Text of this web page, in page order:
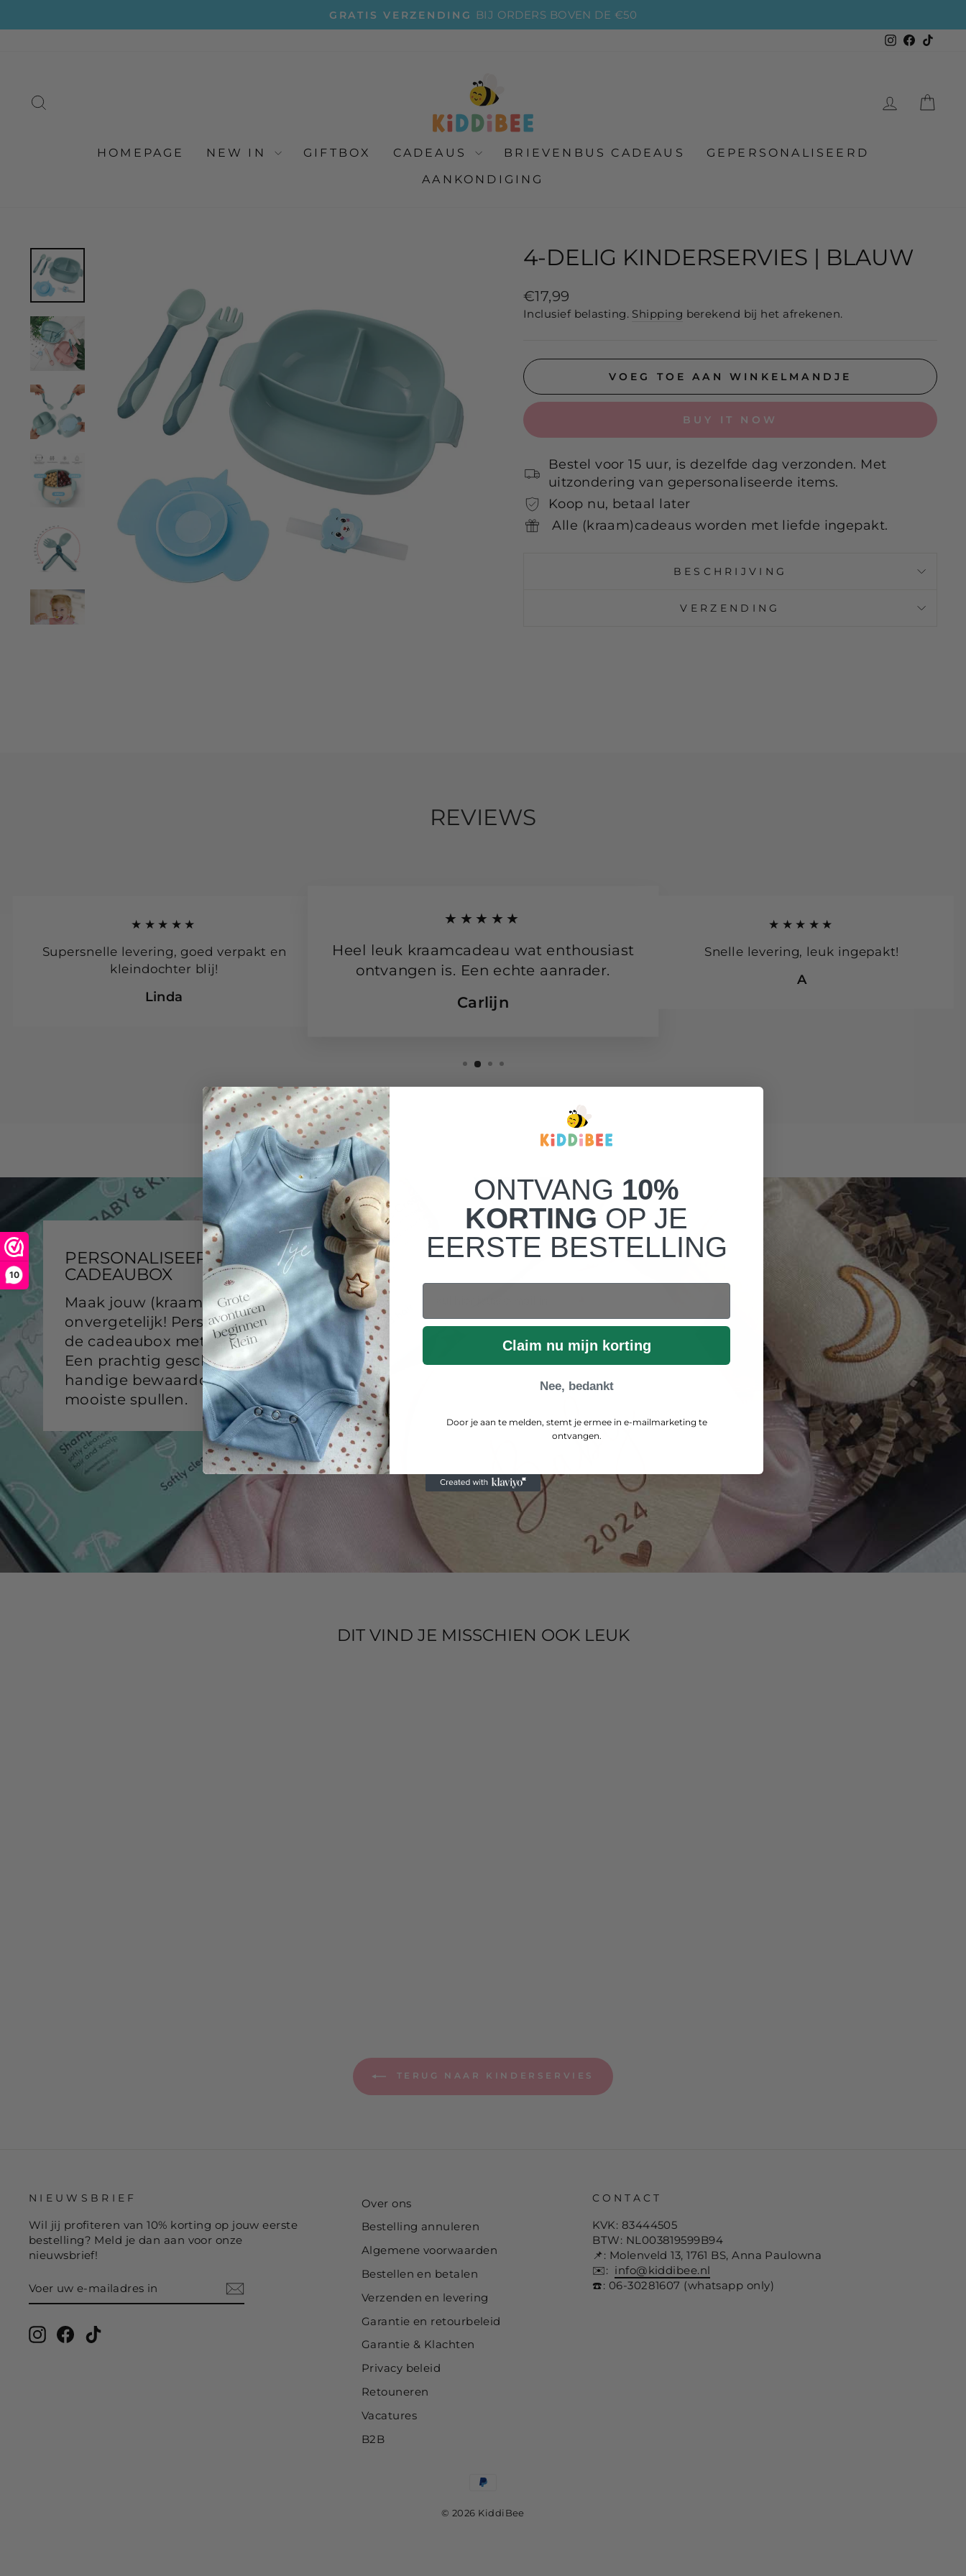
10
naar
Diavoorstelling
GRATIS VERZENDING
BIJ ORDERS BOVEN DE €50
Instagram
LOG IN
HOMEPAGE NEW IN GIFTBOX CADEAUS BRIEVENBUS CADEAUS
GEPERSONALISEERD
AANKONDIGING
4-DELIG KINDERSERVIES | BLAUW
Normale
prijs
€17,99
Inclusief belasting. Shipping berekend bij het afrekenen.
VOEG TOE AAN WINKELMANDJE
BUY IT NOW
Bestel voor 15 uur, is dezelfde dag verzonden. Met
uitzondering van gepersonaliseerde items.
Koop nu, betaal later
Alle (kraam)cadeaus worden met liefde ingepakt.
BESCHRIJVING
VERZENDING
REVIEWS
★★★★★
Supersnelle levering, goed verpakt en
kleindochter blij!
Linda
★★★★★
Heel leuk kraamcadeau wat enthousiast
ontvangen is. Een echte aanrader.
Carlijn
★★★★★
Snelle levering, leuk ingepakt!
A
PERSONALISEER JE
CADEAUBOX
Maak jouw (kraam)cadeau
onvergetelijk! Personaliseer
de cadeaubox met een naam.
Een prachtig geschenk én een
handige bewaardoos voor de
mooiste spullen.
DIT VIND JE MISSCHIEN OOK LEUK
TERUG NAAR KINDERSERVIES
NIEUWSBRIEF
Wil jij profiteren van 10% korting op jouw eerste
bestelling? Meld je dan aan voor onze
nieuwsbrief!
UW
E-
INInstagram
Facebook
Over ons
Bestelling annuleren
Algemene voorwaarden
Bestellen en betalen
Verzenden en levering
Garantie en retourbeleid
Garantie & Klachten
Privacy beleid
Retouneren
Vacatures
B2B
CONTACT
KVK: 83444505
BTW: NL003819599B94
📌: Molenveld 13, 1761 BS, Anna Paulowna
✉️: info@kiddibee.nl
☎️: 06-30281607 (whatsapp only)
© 2026 KiddiBee
ONTVANG 10%
KORTING OP JE
EERSTE BESTELLING
EMAIL
Claim nu mijn korting
Nee, bedankt
Door je aan te melden, stemt je ermee in e-mailmarketing te
ontvangen.